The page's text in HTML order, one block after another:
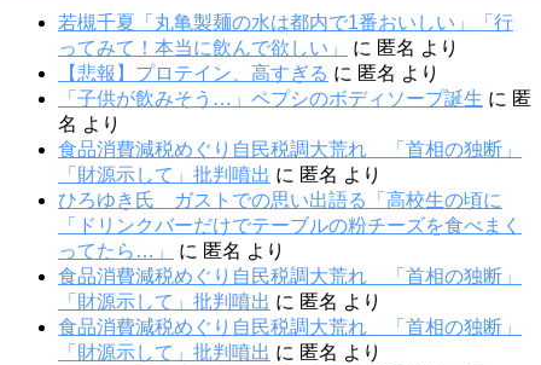
若槻千夏「丸亀製麺の水は都内で1番おいしい」「行
ってみて！本当に飲んで欲しい」
に 匿名 より
【悲報】プロテイン、高すぎる に 匿名 より
「子供が飲みそう…」ペプシのボディソープ誕生 に 匿
名 より
食品消費減税めぐり自民税調大荒れ 「首相の独断」
「財源示して」批判噴出 に 匿名 より
ひろゆき氏 ガストでの思い出語る「高校生の頃に
「ドリンクバーだけでテーブルの粉チーズを食べまく
ってたら…」
に 匿名 より
食品消費減税めぐり自民税調大荒れ 「首相の独断」
「財源示して」批判噴出 に 匿名 より
食品消費減税めぐり自民税調大荒れ 「首相の独断」
「財源示して」批判噴出 に 匿名 より